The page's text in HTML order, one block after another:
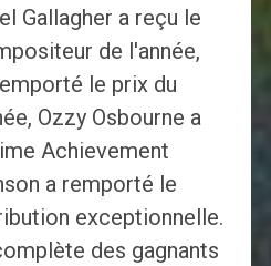
Gallagher a reçu le
de l'année,
le prix du
Ozzy Osbourne a
Achievement
a remporté le
exceptionnelle.
des gagnants